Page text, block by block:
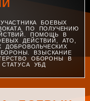
БОЕВЫХ
ПО ПОЛУЧЕНИЮ
ПОМОЩЬ В
ДЕЙСТВИЙ, АТО,
ВЗЫСКАНИЕ
ОБОРОНЫ В
УБД